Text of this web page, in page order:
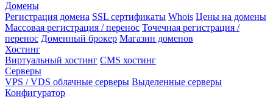
Домены
Регистрация домена SSL сертификаты Whois Цены на домены
Массовая регистрация / перенос Точечная регистрация /
перенос Доменный брокер Магазин доменов
Хостинг
Виртуальный хостинг CMS хостинг
Серверы
VPS / VDS облачные серверы Выделенные серверы
Конфигуратор